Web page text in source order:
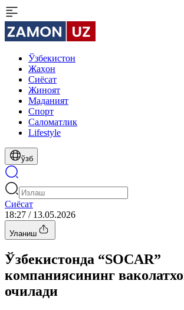
Ўзбекистон
Жаҳон
Сиёсат
Жиноят
Маданият
Спорт
Cаломатлик
Lifestyle
ўзб
Сиёсат
18:27 / 13.05.2026
Уланиш
Ўзбекистонда “SOCAR”
компаниясининг
очилади